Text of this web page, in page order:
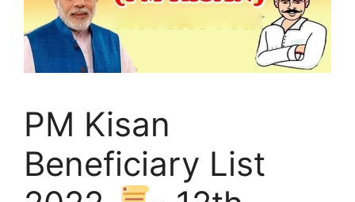
PM Kisan
Beneficiary List